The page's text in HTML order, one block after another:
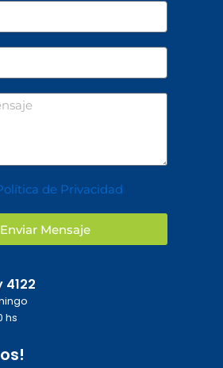
de Privacidad
Enviar Mensaje
4122
hs